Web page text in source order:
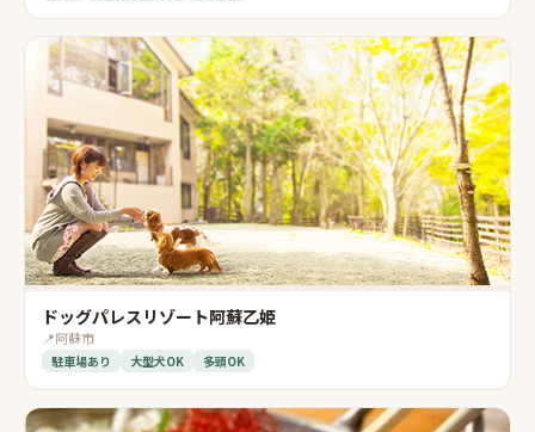
ドッグパレスリゾート阿蘇乙姫
📍阿蘇市
駐車場あり 大型犬OK 多頭OK